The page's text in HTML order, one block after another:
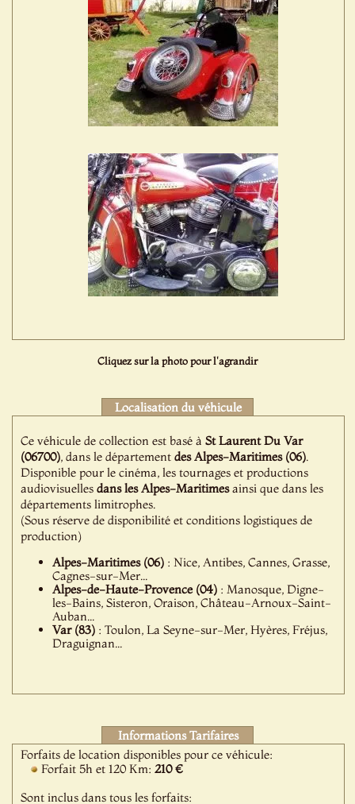
Cliquez sur la photo pour l'agrandir
Localisation du véhicule
Ce véhicule de collection est basé àSt Laurent Du Var
(06700), dans le départementdes Alpes-Maritimes (06).
Disponible pour le cinéma, les tournages et productions
audiovisuellesdans les Alpes-Maritimesainsi que dans les
départements limitrophes.
(Sous réserve de disponibilité et conditions logistiques de
production)
Alpes-Maritimes (06) : Nice, Antibes, Cannes, Grasse,
Cagnes-sur-Mer...
Alpes-de-Haute-Provence (04) : Manosque, Digne-
les-Bains, Sisteron, Oraison, Château-Arnoux-Saint-
Auban...
Var (83) : Toulon, La Seyne-sur-Mer, Hyères, Fréjus,
Draguignan...
Informations Tarifaires
Forfaits de location disponibles pour ce véhicule:
Forfait 5h et 120 Km:210 €
Sont inclus dans tous les forfaits: